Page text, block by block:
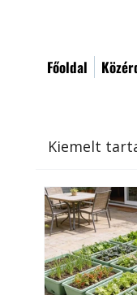
Főoldal
Kiemelt